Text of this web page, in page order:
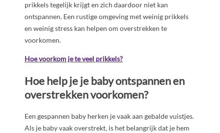
prikkels tegelijk krijgt en zich daardoor niet kan
ontspannen. Een rustige omgeving met weinig prikkels
en weinig stress kan helpen om overstrekken te
voorkomen.
Hoe voorkom je te veel prikkels?
Hoe help je je baby ontspannen en
overstrekken voorkomen?
Een gespannen baby herken je vaak aan gebalde vuistjes.
Als je baby vaak overstrekt, is het belangrijk dat je hem